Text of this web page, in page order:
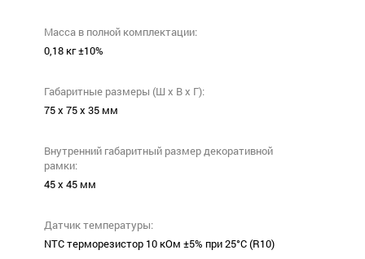
Масса в полной комплектации:
0,18 кг ±10%
Габаритные размеры (Ш х В х Г):
75 х 75 х 35 мм
Внутренний габаритный размер декоративной
рамки:
45 х 45 мм
Датчик температуры:
NTC терморезистор 10 кОм ±5% при 25°С (R10)